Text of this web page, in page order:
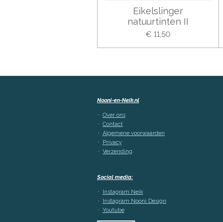
Eikelslinger
natuurtinten II
€ 11,50
Nooni-en-Neik.nl
Over ons
Contact
Algemene voorwaarden
Privacy
Verzending
Social media:
Instagram Neik
Instagram Nooni Design
Youtube